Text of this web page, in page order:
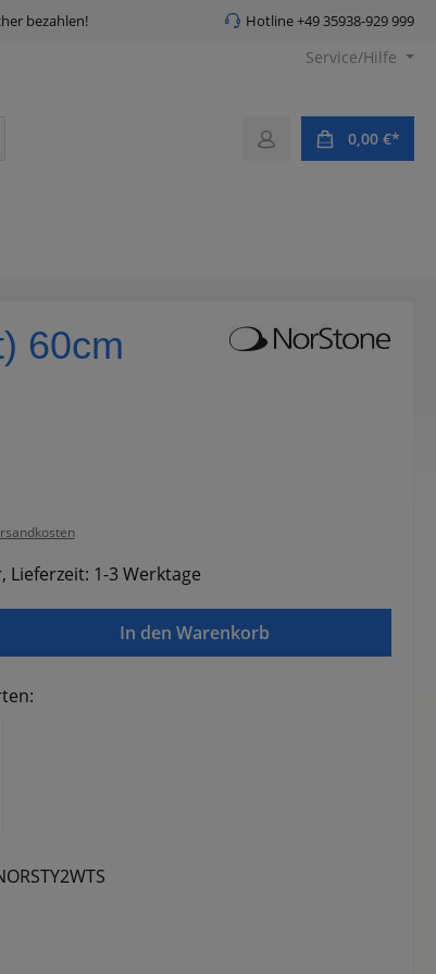
bezahlen! Hotline +49 35938-929 999
Service/Hilfe
0,00 €*
60cm
Lieferzeit: 1-3 Werktage
In den Warenkorb